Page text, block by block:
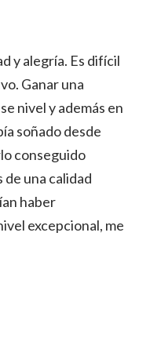
y alegría. Es difícil
Ganar una
nivel y además en
soñado desde
conseguido
una calidad
haber
excepcional, me